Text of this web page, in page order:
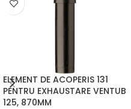
ELEMENT DE ACOPERIS 131
PENTRU EXHAUSTARE VENTUB
125, 870MM